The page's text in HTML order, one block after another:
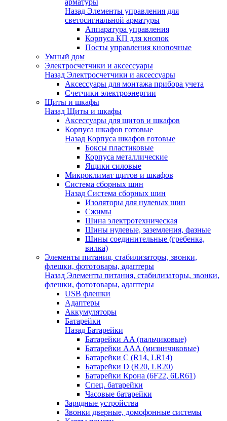
арматуры
Назад Элементы управления для
светосигнальной арматуры
Аппаратура управления
Корпуса КП для кнопок
Посты управления кнопочные
Умный дом
Электросчетчики и аксессуары
Назад Электросчетчики и аксессуары
Аксессуары для монтажа прибора учета
Счетчики электроэнергии
Щиты и шкафы
Назад Щиты и шкафы
Аксессуары для щитов и шкафов
Корпуса шкафов готовые
Назад Корпуса шкафов готовые
Боксы пластиковые
Корпуса металлические
Ящики силовые
Микроклимат щитов и шкафов
Система сборных шин
Назад Система сборных шин
Изоляторы для нулевых шин
Сжимы
Шина электротехническая
Шины нулевые, заземления, фазные
Шины соединительные (гребенка,
вилка)
Элементы питания, стабилизаторы, звонки,
флешки, фототовары, адаптеры
Назад Элементы питания, стабилизаторы, звонки,
флешки, фототовары, адаптеры
USB флешки
Адаптеры
Аккумуляторы
Батарейки
Назад Батарейки
Батарейки AA (пальчиковые)
Батарейки AAA (мизинчиковые)
Батарейки C (R14, LR14)
Батарейки D (R20, LR20)
Батарейки Крона (6F22, 6LR61)
Спец. батарейки
Часовые батарейки
Зарядные устройства
Звонки дверные, домофонные системы